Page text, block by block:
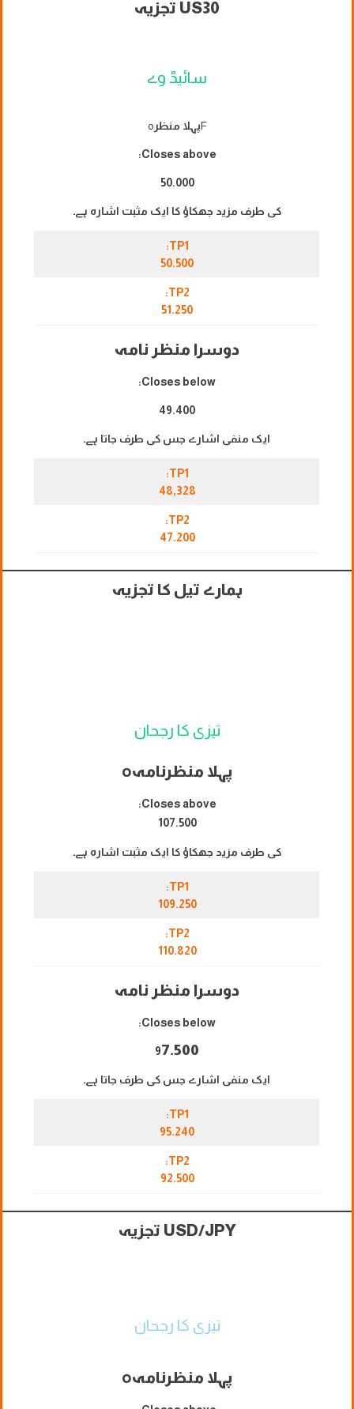
US30 تجزیہ
سائیڈ وے
Fپہلا منظر o
Closes above:
50.000
کی طرف مزید جھکاؤ کا ایک مثبت اشارہ ہے۔
TP1:
50.500
TP2:
51.250
دوسرا منظر نامہ
Closes below:
49.400
ایک منفی اشارے جس کی طرف جاتا ہے۔
TP1:
48,328
TP2:
47.200
ہمارے تیل کا تجزیہ
تیزی کا رجحان
پہلا منظرنامہo
Closes above:
107.500
کی طرف مزید جھکاؤ کا ایک مثبت اشارہ ہے۔
TP1:
109.250
TP2:
110.820
دوسرا منظر نامہ
Closes below:
97.500
ایک منفی اشارے جس کی طرف جاتا ہے۔
TP1:
95.240
TP2:
92.500
USD/JPY تجزیہ
تیزی کا رجحان
پہلا منظرنامہo